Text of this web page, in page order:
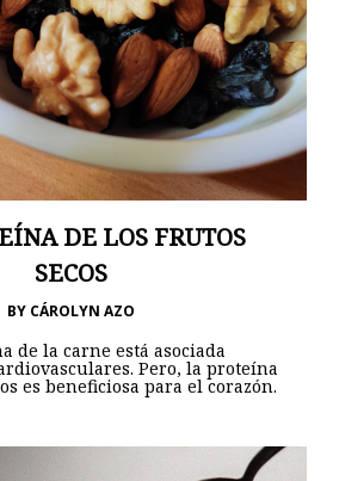
DE LOS FRUTOS
SECOS
BY CÁROLYN AZO
de la carne está asociada
Pero, la proteína
es beneficiosa para el corazón.